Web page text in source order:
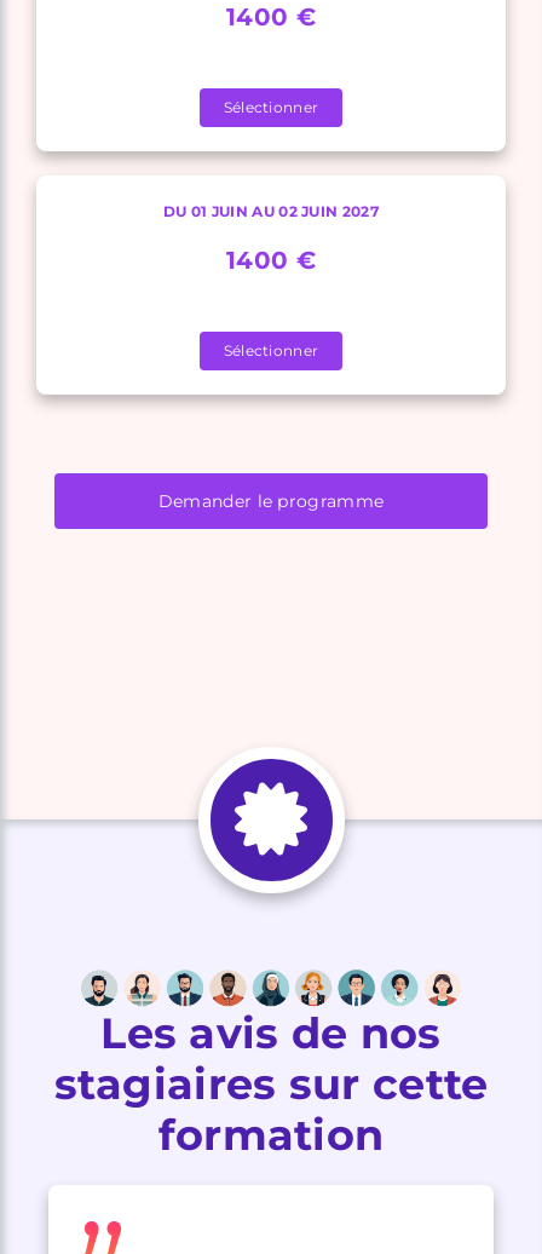
1400 €
Sélectionner
DU 01 JUIN AU 02 JUIN 2027
1400 €
Sélectionner
Demander le programme
Les avis de nos
stagiaires sur cette
formation